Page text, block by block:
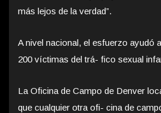
más lejos de la verdad”.
A nivel nacional, el esfuerzo ayudó
200 víctimas del trá- fico sexual
La Oficina de Campo de Denver
que cualquier otra ofi- cina de